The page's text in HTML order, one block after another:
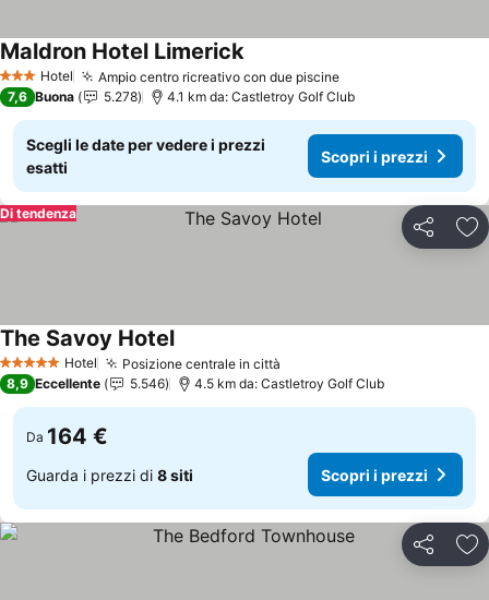
3 StelleHotel Ampio centro ricreativo con due piscineScopri i prezzi
Maldron Hotel LimerickScopri i prezzi
7,6 Buona 5.278 4.1 km da: Castletroy Golf Club
Scegli le date per vedere i prezzi
esatti
Scopri i prezzi
Condividi
Di tendenza
5 Stelle Hotel Posizione centrale in città
The Savoy HotelScopri i prezzi
8,9 Eccellente 5.546 4.5 km da: Castletroy Golf Club
Da 164 €
Guarda i prezzi di 8 siti Scopri i prezzi
Condividi